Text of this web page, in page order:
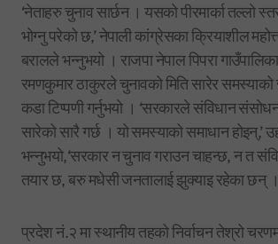
‘नेताहरु चुनाव सार्छन । यसको पीरमार्का तल्लो
भोग्नु परेको छ,’ नेपाली कांग्रेसका क्रियाशील
बरालले भन्नुभयो । राजपा नेपाल पिपरा
रमणकुमार ठाकुरले चुनावको मिति सारेर
कडा टिप्पणी गर्नुभयो । ‘सरकारले संविधान
सारेको सारै गर्छ । यो समस्याको समाधान होइन्,’
भन्नुभयो,‘सरकार न चुनाव गराउन चाहन्छ, न त
तयार छ, बरु मधेसी जनतालाई झुक्याइ रहेका छन्
प्रदेश नं.२ मा स्थानीय तहको निर्वाचन तेश्रो